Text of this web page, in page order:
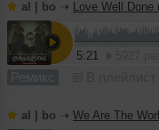
al | bo ➝ Love Well Done
5:21
Ремикс
al | bo ➝ We Are The